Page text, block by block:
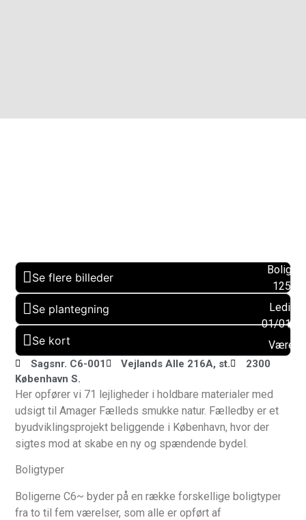
Se flere billeder
Se plantegning
Se kort
Sagsnr. C6-001 Vejlands Alle 216A, st.
2300
København S.
Her opfører vi 71 lejligheder i holdbare materialer med
udsigt til Amager Fælleds smukke natur. Fælledby er et
byudviklingsprojekt beliggende i København, hvor der
sigtes mod at skabe en ny og spændende bydel.
Boligtyper
Boligerne C6~ byder på en række forskellige boligtyper
fra to til fem værelser, som alle er opført af
125
Ledig
01/01/
2025